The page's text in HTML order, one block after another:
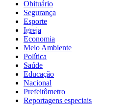
Obituário
Segurança
Esporte
Igreja
Economia
Meio Ambiente
Política
Saúde
Educação
Nacional
Prefeitômetro
Reportagens especiais